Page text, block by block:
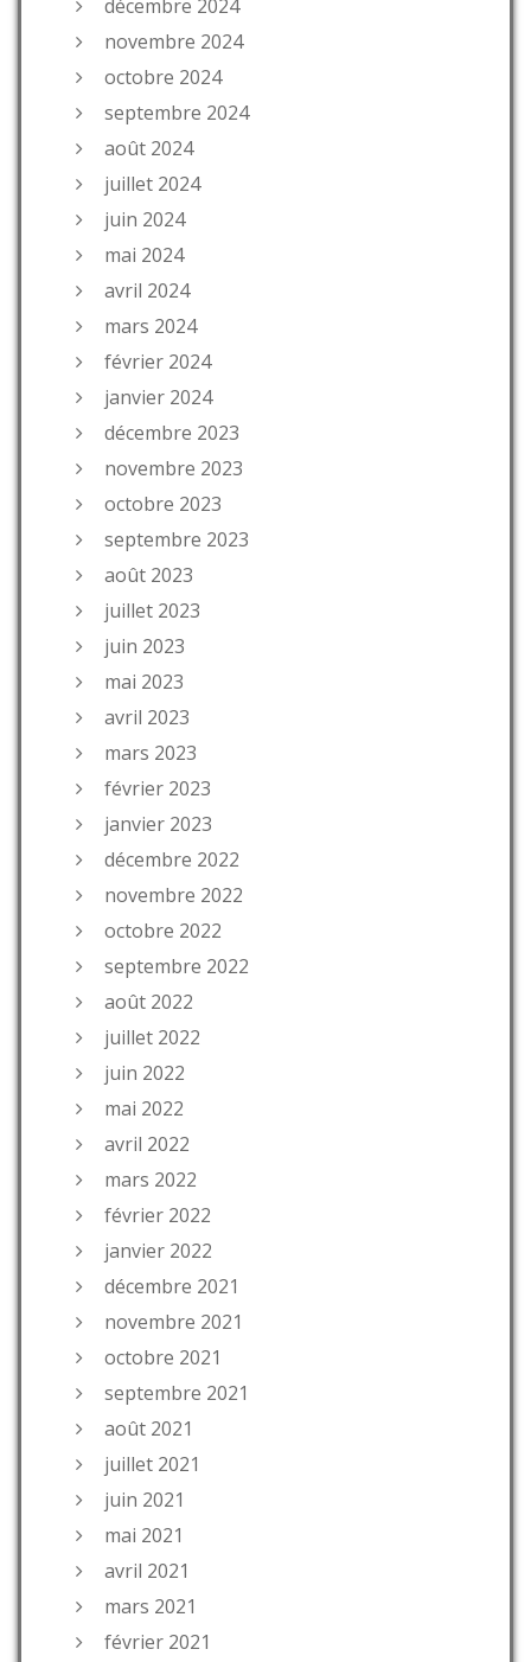
décembre 2024
novembre 2024
octobre 2024
septembre 2024
août 2024
juillet 2024
juin 2024
mai 2024
avril 2024
mars 2024
février 2024
janvier 2024
décembre 2023
novembre 2023
octobre 2023
septembre 2023
août 2023
juillet 2023
juin 2023
mai 2023
avril 2023
mars 2023
février 2023
janvier 2023
décembre 2022
novembre 2022
octobre 2022
septembre 2022
août 2022
juillet 2022
juin 2022
mai 2022
avril 2022
mars 2022
février 2022
janvier 2022
décembre 2021
novembre 2021
octobre 2021
septembre 2021
août 2021
juillet 2021
juin 2021
mai 2021
avril 2021
mars 2021
février 2021